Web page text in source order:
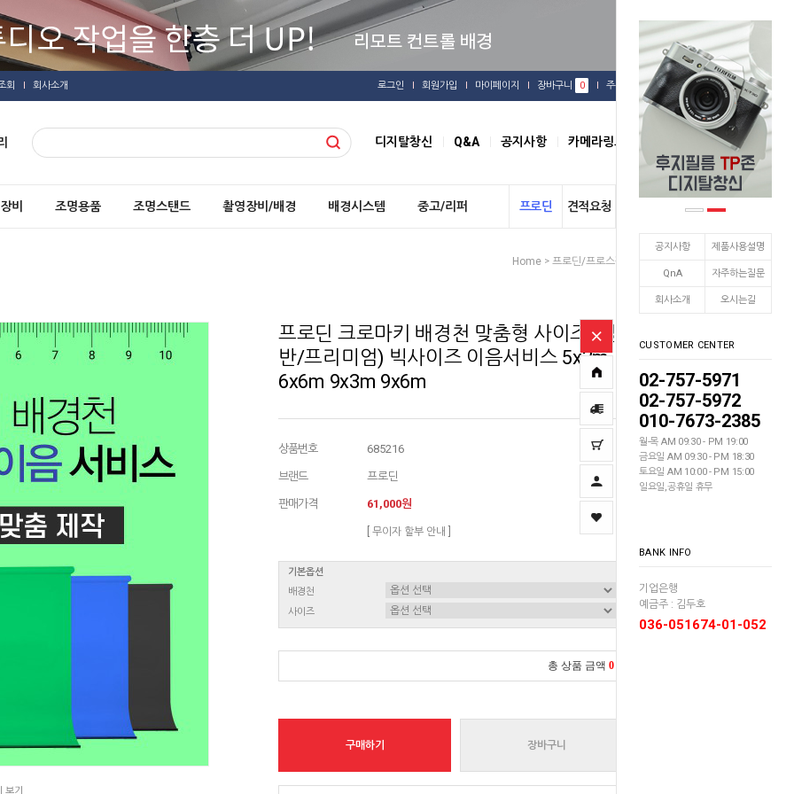
공지사항 제품사용설명
QnA 자주하는질문
회사소개 오시는길
CUSTOMER CENTER
02-757-5971
02-757-5972
010-7673-2385
월-목 AM 09:30 - PM 19:00
금요일 AM 09:30 - PM 18:30
토요일 AM 10:00 - PM 15:00
일요일,공휴일 휴무
BANK INFO
기업은행
예금주 : 김두호
036-051674-01-052
회 회사소개 로그인 회원가입 마이페이지 장바구니 0 주문배송 관심상품
디지탈창신 Q&A 공지사항 카메라링크
비 조명용품 조명스탠드 촬영장비/배경 배경시스템 중고/리퍼 프로딘 견적요청
Home > 프로딘/프로스팟
보기
프로딘 크로마키 배경천 맞춤형 사이즈 (일
반/프리미엄) 빅사이즈 이음서비스 5x3m
6x6m 9x3m 9x6m
상품번호 685216
브랜드 프로딘
판매가격 61,000원
[ 무이자 할부 안내 ]
기본옵션
배경천
사이즈
총 상품 금액 0
구매하기 장바구니